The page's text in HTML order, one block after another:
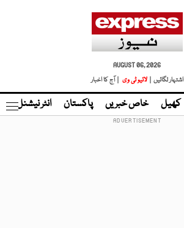
AUGUST 06, 2026
اشتہار لگائیں |
لائیو ٹی وی | آج کا اخبار
کھیل خاص خبریں پاکستان انٹر نیشنل